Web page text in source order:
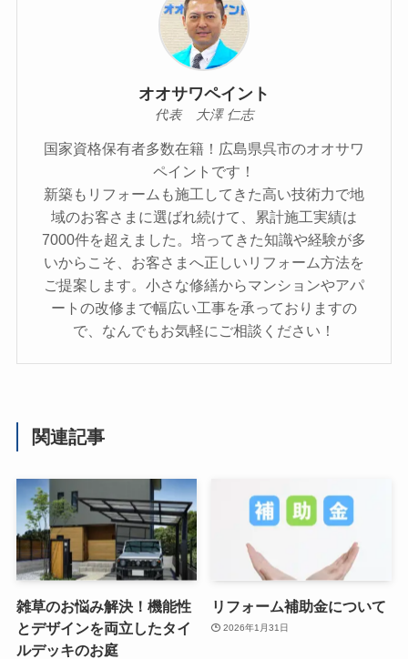
オオサワペイント
代表 大澤 仁志
国家資格保有者多数在籍！広島県呉市のオオサワ
ペイントです！
新築もリフォームも施工してきた高い技術力で地
域のお客さまに選ばれ続けて、累計施工実績は
7000件を超えました。培ってきた知識や経験が多
いからこそ、お客さまへ正しいリフォーム方法を
ご提案します。小さな修繕からマンションやアパ
ートの改修まで幅広い工事を承っておりますの
で、なんでもお気軽にご相談ください！
関連記事
雑草のお悩み解決！機能性
とデザインを両立したタイ
ルデッキのお庭
リフォーム補助金について
2026年1月31日